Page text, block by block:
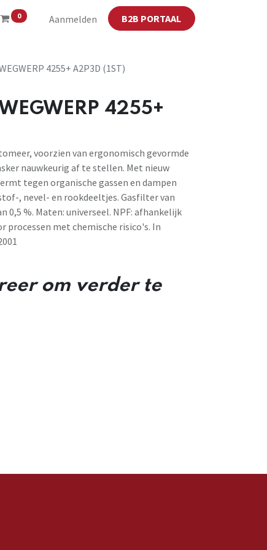
0 Aanmelden B2B PORTAAL
4255+ A2P3D (1ST)
4255+
voorzien van ergonomisch gevormde
nauwkeurig af te stellen. Met nieuw
tegen organische gassen en dampen
, nevel- en rookdeeltjes. Gasfilter van
0,5 %. Maten: universeel. NPF: afhankelijk
processen met chemische risico's. In
om verder te